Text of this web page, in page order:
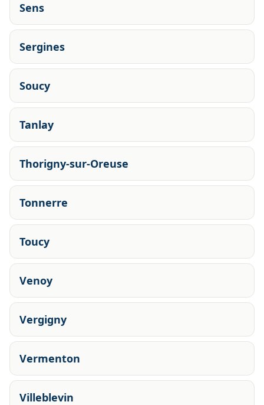
Sens
Sergines
Soucy
Tanlay
Thorigny-sur-Oreuse
Tonnerre
Toucy
Venoy
Vergigny
Vermenton
Villeblevin